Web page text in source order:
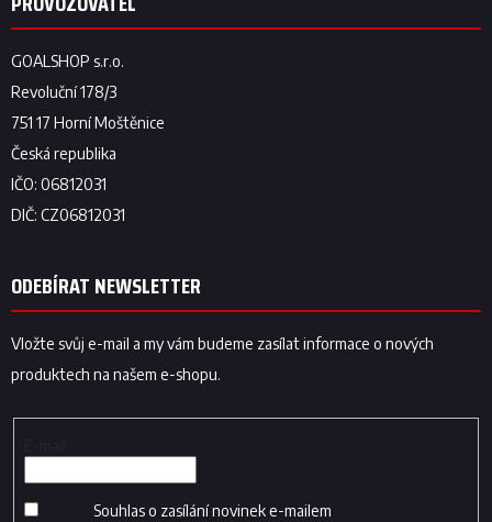
ODEBÍRAT NEWSLETTER
Vložte svůj e-mail a my vám budeme zasílat informace o nových
produktech na našem e-shopu.
Souhlas o zasílání novinek e-mailem